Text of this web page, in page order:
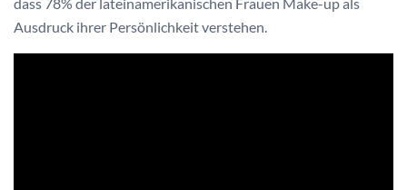
Ausdruck ihrer Persönlichkeit verstehen.